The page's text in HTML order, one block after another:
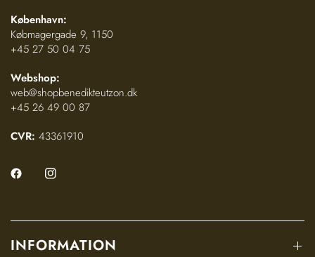
til midt på hoften
Modellen er onesize og passer en str. 34-44
Opbevares i et ikke fugtigt miljø i dragtpose
København:
Købmagergade 9, 1150
+45 27 50 04 75
Webshop:
web@shopbenedikteutzon.dk
+45 26 49 00 87
CVR: 43361910
INFORMATION